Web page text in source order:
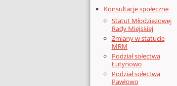
Konsultacje społeczne
Statut Młodzieżowej
Rady Miejskiej
Zmiany w statucie
MRM
Podział sołectwa
Łutynowo
Podział sołectwa
Pawłowo